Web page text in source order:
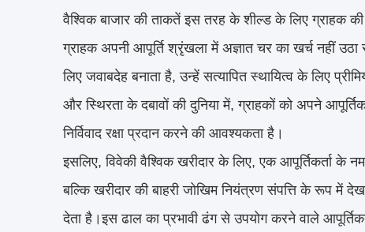
वैश्विक बाजार की ताकतें इस तरह के शील्ड के लिए ग्राहक
ग्राहक अपनी आपूर्ति श्रृंखला में अज्ञात चर का खर्च नहीं
लिए जवाबदेह बनाता है, उन्हें सत्यापित स्थायित्व के लिए
और स्थिरता के दबावों की दुनिया में, ग्राहकों को अपने
निर्विवाद रक्षा प्रदान करने की आवश्यकता है।
इसलिए, विवेकी वैश्विक खरीदार के लिए, एक आपूर्तिकर्ता के
बल्कि खरीदार की बाहरी जोखिम नियंत्रण संपत्ति के रूप में
देता है।इस ढाल का प्रभावी ढंग से उपयोग करने वाले